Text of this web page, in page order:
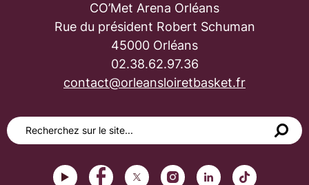
CO’Met Arena Orléans
Rue du président Robert Schuman
45000 Orléans
02.38.62.97.36
contact@orleansloiretbasket.fr